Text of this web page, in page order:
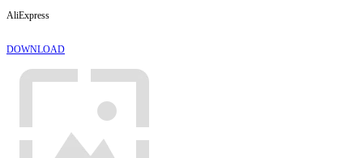
AliExpress
DOWNLOAD